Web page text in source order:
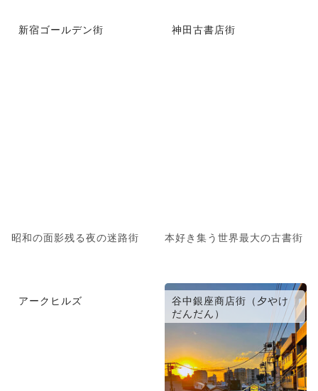
新宿ゴールデン街
昭和の面影残る夜の迷路街
神田古書店街
本好き集う世界最大の古書街
アークヒルズ
谷中銀座商店街（夕やけ
だんだん）